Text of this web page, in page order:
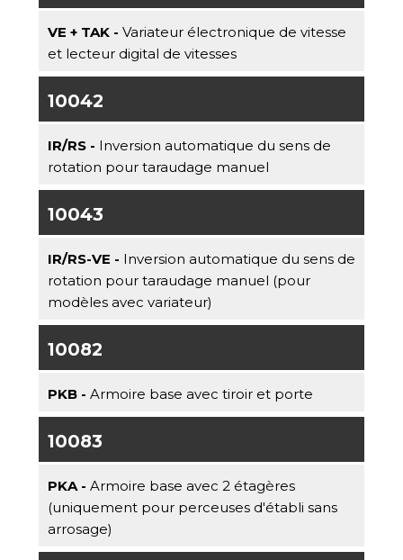
VE + TAK - Variateur électronique de vitesse
et lecteur digital de vitesses
10042
IR/RS - Inversion automatique du sens de
rotation pour taraudage manuel
10043
IR/RS-VE - Inversion automatique du sens de
rotation pour taraudage manuel (pour
modèles avec variateur)
10082
PKB - Armoire base avec tiroir et porte
10083
PKA - Armoire base avec 2 étagères
(uniquement pour perceuses d'établi sans
arrosage)